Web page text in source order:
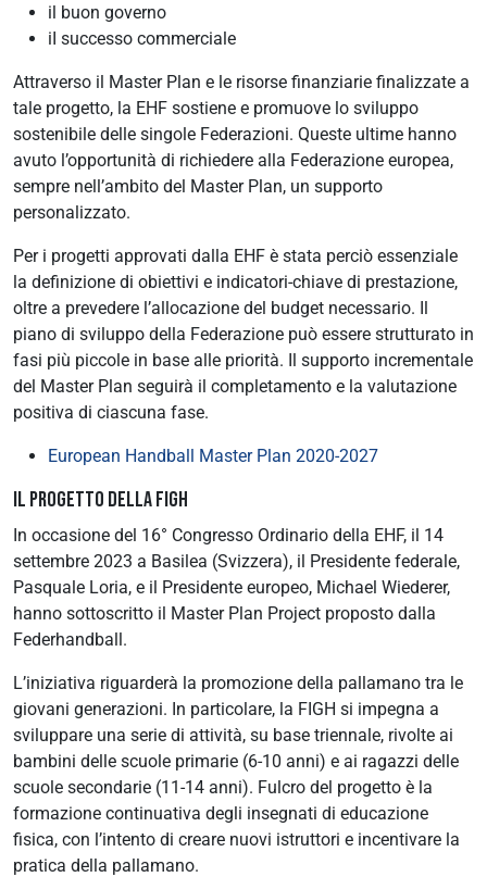
il buon governo
iI successo commerciale
Attraverso il Master Plan e le risorse finanziarie finalizzate a
tale progetto, la EHF sostiene e promuove lo sviluppo
sostenibile delle singole Federazioni. Queste ultime hanno
avuto l’opportunità di richiedere alla Federazione europea,
sempre nell’ambito del Master Plan, un supporto
personalizzato.
Per i progetti approvati dalla EHF è stata perciò essenziale
la definizione di obiettivi e indicatori-chiave di prestazione,
oltre a prevedere l’allocazione del budget necessario. Il
piano di sviluppo della Federazione può essere strutturato in
fasi più piccole in base alle priorità. Il supporto incrementale
del Master Plan seguirà il completamento e la valutazione
positiva di ciascuna fase.
European Handball Master Plan 2020-2027
IL PROGETTO DELLA FIGH
In occasione del 16° Congresso Ordinario della EHF, il 14
settembre 2023 a Basilea (Svizzera), il Presidente federale,
Pasquale Loria, e il Presidente europeo, Michael Wiederer,
hanno sottoscritto il Master Plan Project proposto dalla
Federhandball.
L’iniziativa riguarderà la promozione della pallamano tra le
giovani generazioni. In particolare, la FIGH si impegna a
sviluppare una serie di attività, su base triennale, rivolte ai
bambini delle scuole primarie (6-10 anni) e ai ragazzi delle
scuole secondarie (11-14 anni). Fulcro del progetto è la
formazione continuativa degli insegnati di educazione
fisica, con l’intento di creare nuovi istruttori e incentivare la
pratica della pallamano.